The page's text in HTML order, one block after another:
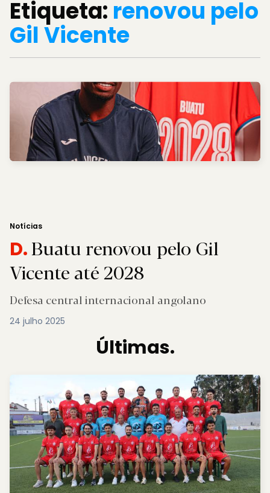
Etiqueta: renovou pelo
Gil Vicente
Notícias
D.Buatu renovou pelo Gil
Vicente até 2028
Defesa central internacional angolano
24 julho 2025
Últimas.